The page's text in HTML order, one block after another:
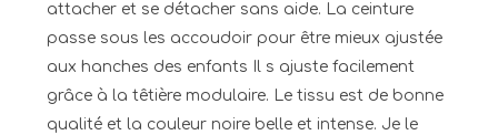
attacher et se détacher sans aide. La ceinture
passe sous les accoudoir pour être mieux ajustée
aux hanches des enfants Il s ajuste facilement
grâce à la têtière modulaire. Le tissu est de bonne
qualité et la couleur noire belle et intense. Je le